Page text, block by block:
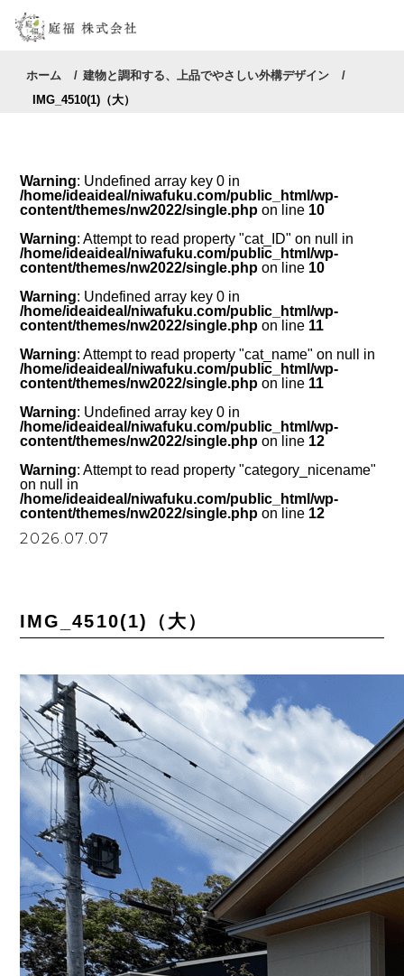
ホーム
建物と調和する、上品でやさしい外構デザイン
IMG_4510(1)（大）
Warning: Undefined array key 0 in
/home/ideaideal/niwafuku.com/public_html/wp-
content/themes/nw2022/single.php on line 10
Warning: Attempt to read property "cat_ID" on null in
/home/ideaideal/niwafuku.com/public_html/wp-
content/themes/nw2022/single.php on line 10
Warning: Undefined array key 0 in
/home/ideaideal/niwafuku.com/public_html/wp-
content/themes/nw2022/single.php on line 11
Warning: Attempt to read property "cat_name" on null in
/home/ideaideal/niwafuku.com/public_html/wp-
content/themes/nw2022/single.php on line 11
Warning: Undefined array key 0 in
/home/ideaideal/niwafuku.com/public_html/wp-
content/themes/nw2022/single.php on line 12
Warning: Attempt to read property "category_nicename"
on null in
/home/ideaideal/niwafuku.com/public_html/wp-
content/themes/nw2022/single.php on line 12
2026.07.07
IMG_4510(1)（大）